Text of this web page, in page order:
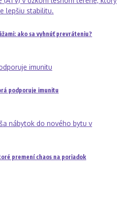
ako sa vyhnúť prevráteniu?
podporuje imunitu
premení chaos na poriadok